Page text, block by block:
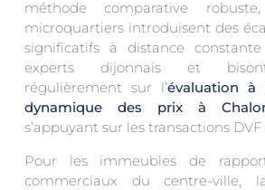
méthode comparative
microquartiers introduisent des
significatifs à distance
experts dijonnais et
régulièrement sur l’évaluation à
dynamique des prix à
s’appuyant sur les transactions
Pour les immeubles de
commerciaux du centre-ville,